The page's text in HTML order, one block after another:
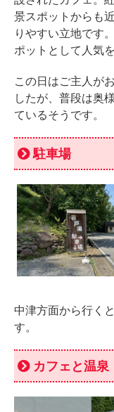
景スポットからも
りやすい立地です
ポットとして人気
この日はご主人が
したが、普段は奥
ているそうです。
駐車場
中津方面から行く
す。
カフェと温泉